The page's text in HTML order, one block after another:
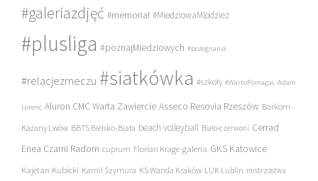
#galeriazdjęć #memoriał #MiedziowaMlodziez
#plusliga #poznajMiedziowych #pożegnania
#relacjezmeczu #siatkówka #szkoły #WartoPomagac Adam
Lorenc Aluron CMC Warta Zawiercie Asseco Resovia Rzeszów Barkom
Każany Lwów BBTS Bielsko-Biała beach volleyball Biało-czerwoni Cerrad
Enea Czarni Radom cuprum Florian Krage galeria GKS Katowice
Kajetan Kubicki Kamil Szymura KS Wanda Kraków LUK Lublin mistrzostwa